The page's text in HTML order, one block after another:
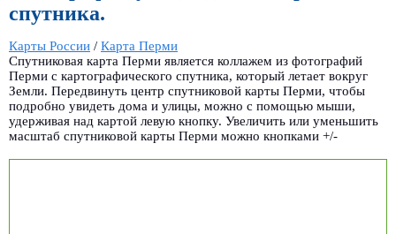
спутника.
Карты России / Карта Перми
Спутниковая карта Перми является коллажем из фотографий
Перми с картографического спутника, который летает вокруг
Земли. Передвинуть центр спутниковой карты Перми, чтобы
подробно увидеть дома и улицы, можно с помощью мыши,
удерживая над картой левую кнопку. Увеличить или уменьшить
масштаб спутниковой карты Перми можно кнопками +/-